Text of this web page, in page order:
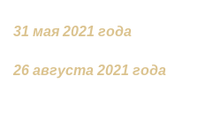
31 мая 2021 года
26 августа 2021 года